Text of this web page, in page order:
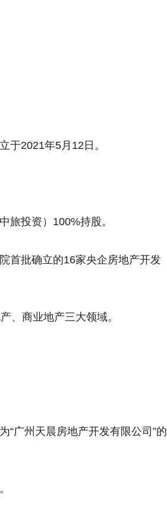
于2021年5月12日。
旅投资） 100%持股。
首批确立的16家央企房地产开发
、商业地产三大领域。
“广州天晨房地产开发有限公司”的